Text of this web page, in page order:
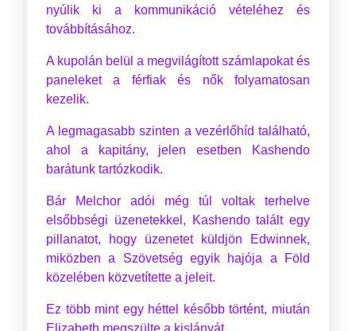
nyúlik ki a kommunikáció vételéhez és
továbbításához.
A kupolán belül a megvilágított számlapokat és
paneleket a férfiak és nők folyamatosan
kezelik.
A legmagasabb szinten a vezérlőhíd található,
ahol a kapitány, jelen esetben Kashendo
barátunk tartózkodik.
Bár Melchor adói még túl voltak terhelve
elsőbbségi üzenetekkel, Kashendo talált egy
pillanatot, hogy üzenetet küldjön Edwinnek,
miközben a Szövetség egyik hajója a Föld
közelében közvetítette a jeleit.
Ez több mint egy héttel később történt, miután